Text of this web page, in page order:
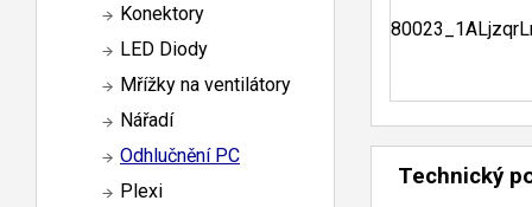
Konektory
LED Diody
Mřížky na ventilátory
Nářadí
Odhlučnění PC
Plexi
Technický